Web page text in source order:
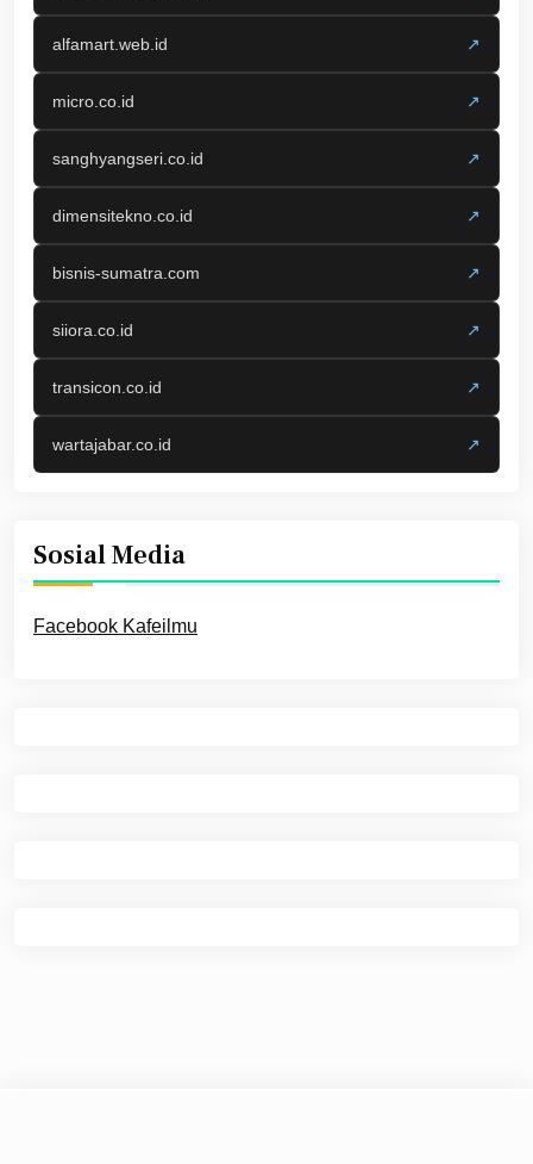
alfamart.web.id ↗
micro.co.id ↗
sanghyangseri.co.id ↗
dimensitekno.co.id ↗
bisnis-sumatra.com ↗
siiora.co.id ↗
transicon.co.id ↗
wartajabar.co.id ↗
Sosial Media
Facebook Kafeilmu